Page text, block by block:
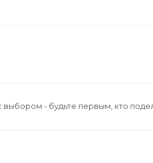
выбором - будьте первым, кто